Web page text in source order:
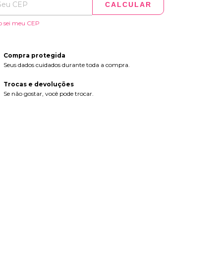
CALCULAR
sei meu CEP
Compra protegida
Seus dados cuidados durante toda a compra.
Trocas e devoluções
Se não gostar, você pode trocar.